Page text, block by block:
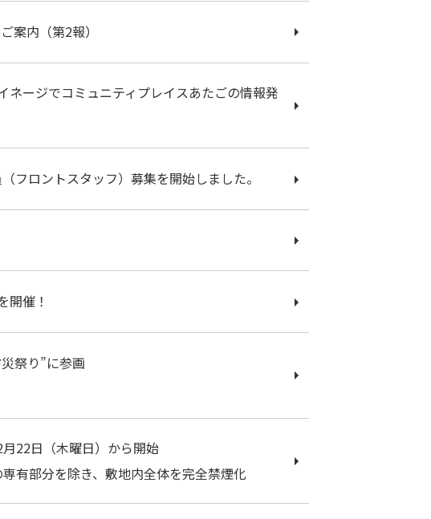
案内（第2報）
ージでコミュニティプレイスあたごの情報発
フロントスタッフ）募集を開始しました。
開催！
祭り”に参画
22日（木曜日）から開始
有部分を除き、敷地内全体を完全禁煙化